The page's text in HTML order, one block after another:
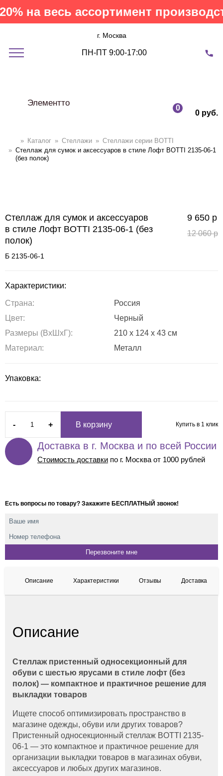
на весь ассортимент
г. Москва
ПН-ПТ 9:00-17:00
Элементто
0
0 руб.
» Каталог » Стеллажи » Cтеллажи серии BOTTI
» Стеллаж для сумок и аксессуаров в стиле Лофт BOTTI 2135-06-1
(без полок)
Стеллаж для сумок и аксессуаров
в стиле Лофт BOTTI 2135-06-1 (без
полок)
Б 2135-06-1
9 650 р
12 060р
Характеристики:
Страна:
Россия
Цвет:
Черный
Размеры (ВxШxГ):
210 x 124 x 43 см
Материал:
Металл
Упаковка:
- + В корзину Купить в 1 клик
Доставка в г. Москва и по всей России
Стоимость доставки по г. Москва от 1000 рублей
Есть вопросы по товару? Закажите БЕСПЛАТНЫЙ звонок!
Описание Характеристики Отзывы Доставка
Описание
Стеллаж пристенный односекционный для
обуви с шестью ярусами в стиле лофт (без
полок) — компактное и практичное решение для
выкладки товаров
Ищете способ оптимизировать пространство в
магазине одежды, обуви или других товаров?
Пристенный односекционный стеллаж BOTTI 2135-
06-1 — это компактное и практичное решение для
организации выкладки товаров в магазинах обуви,
аксессуаров и любых других магазинов.